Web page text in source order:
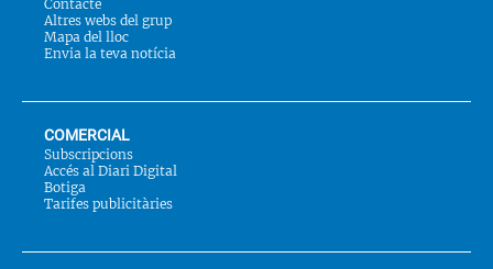
Contacte
Altres webs del grup
Mapa del lloc
Envia la teva notícia
COMERCIAL
Subscripcions
Accés al Diari Digital
Botiga
Tarifes publicitàries